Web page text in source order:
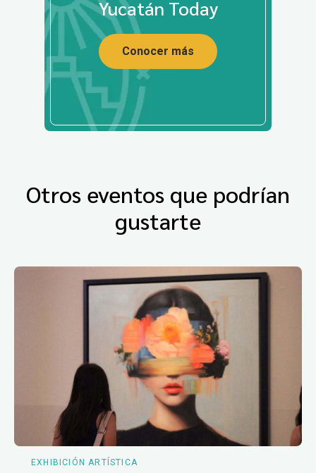
Yucatán Today
Conocer más
Otros eventos que podrían
gustarte
EXHIBICIÓN ARTÍSTICA